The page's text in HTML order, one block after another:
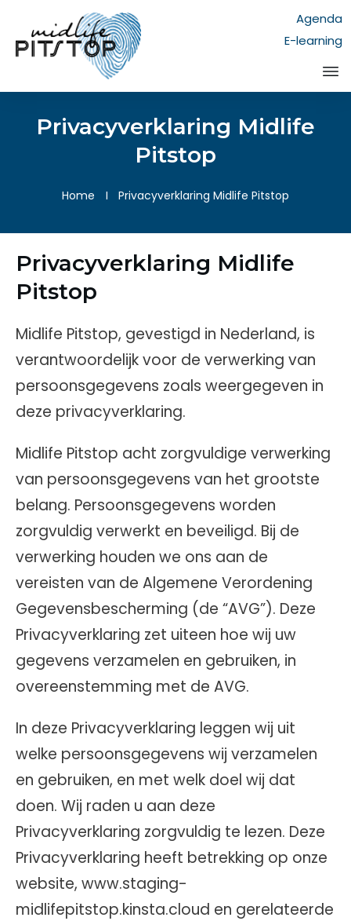
Agenda
E-learning
Privacyverklaring Midlife
Pitstop
Home I Privacyverklaring Midlife Pitstop
Privacyverklaring Midlife
Pitstop
Midlife Pitstop, gevestigd in Nederland, is
verantwoordelijk voor de verwerking van
persoonsgegevens zoals weergegeven in
deze privacyverklaring.
Midlife Pitstop acht zorgvuldige verwerking
van persoonsgegevens van het grootste
belang. Persoonsgegevens worden
zorgvuldig verwerkt en beveiligd. Bij de
verwerking houden we ons aan de
vereisten van de Algemene Verordening
Gegevensbescherming (de “AVG”). Deze
Privacyverklaring zet uiteen hoe wij uw
gegevens verzamelen en gebruiken, in
overeenstemming met de AVG.
In deze Privacyverklaring leggen wij uit
welke persoonsgegevens wij verzamelen
en gebruiken, en met welk doel wij dat
doen. Wij raden u aan deze
Privacyverklaring zorgvuldig te lezen. Deze
Privacyverklaring heeft betrekking op onze
website, www.staging-
midlifepitstop.kinsta.cloud en gerelateerde